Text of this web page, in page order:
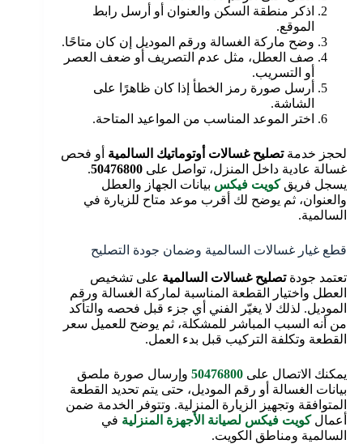
اذكر منطقة السكن والعنوان أو أرسل رابط
الموقع.
وضح ماركة الغسالة ورقم الموديل إن كان متاحًا.
صف العطل، مثل عدم التصريف أو ضعف العصر
أو التسريب.
أرسل صورة رمز الخطأ إذا كان ظاهرًا على
الشاشة.
اختر الموعد المناسب من المواعيد المتاحة.
لحجز خدمةتصليح غسالات أوتوماتيك السالمية أو فحص
غسالة عادية داخل المنزل، تواصل على 50476800
.
يسجل فريقكويت فيكس بيانات الجهاز والعطل
والعنوان، ثم يوضح لك أقرب موعد متاح للزيارة في
السالمية.
قطع غيار غسالات السالمية وضمان جودة التصليح
تعتمد جودةتصليح غسالات السالمية على تشخيص
العطل واختيار القطعة المناسبة لماركة الغسالة ورقم
الموديل. لذلك لا يغيّر الفني أي جزء قبل فحصه والتأكد
من أنه السبب المباشر للمشكلة، ثم يوضح للعميل سعر
القطعة وتكلفة التركيب قبل بدء العمل.
يمكنك الاتصال على 50476800 وإرسال صورة ملصق
بيانات الغسالة أو رقم الموديل، حتى يتم تحديد القطعة
المتوافقة وتجهيز الزيارة المنزلية. وتتوفر الخدمة ضمن
أعمالكويت فيكس لصيانة الأجهزة المنزلية في
السالمية ومناطق الكويت.